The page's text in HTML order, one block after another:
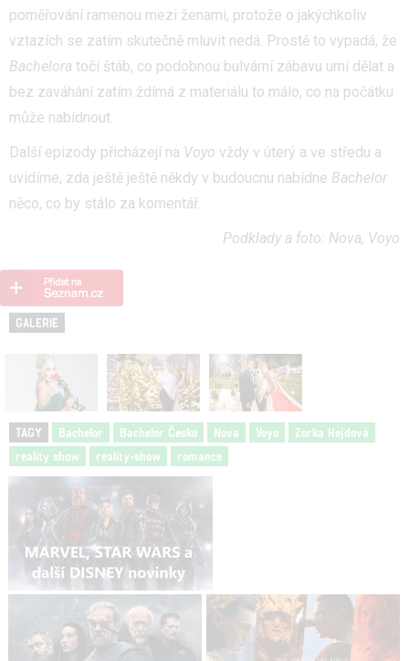
poměřování ramenou mezi ženami, protože o jakýchkoliv
vztazích se zatím skutečně mluvit nedá. Prostě to vypadá, že
Bachelora točí štáb, co podobnou bulvární zábavu umí dělat a
bez zaváhání zatím ždímá z materiálu to málo, co na počátku
může nabídnout.
Další epizody přicházejí na Voyo vždy v úterý a ve středu a
uvidíme, zda ještě ještě někdy v budoucnu nabídne Bachelor
něco, co by stálo za komentář.
Podklady a foto: Nova, Voyo
GALERIE
TAGY Bachelor Bachelor Česko Nova Voyo
Zorka Hejdová
reality show
reality-show romance